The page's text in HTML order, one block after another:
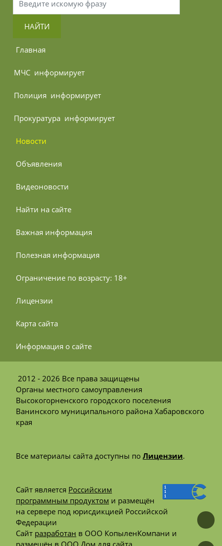
НАЙТИ
Главная
МЧС информирует
Полиция информирует
Прокуратура информирует
Новости
Объявления
Видеоновости
Найти на сайте
Важная информация
Полезная информация
Ограничение по возрасту: 18+
Лицензии
Карта сайта
Информация о сайте
2012 - 2026 Все права защищены
Органы местного самоуправления
Высокогорненского городского поселения
Ванинского муниципального района Хабаровского
края
Все материалы сайта доступны по Лицензии.
Сайт является Российским
программным продуктом и размещён
на сервере под юрисдикцией Российской
Федерации
Сайт разработан в ООО КопыленКомпани и